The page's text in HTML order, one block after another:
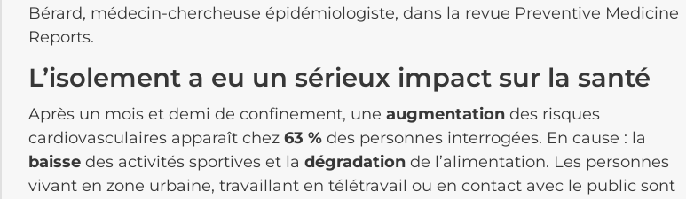
Bérard, médecin-chercheuse épidémiologiste, dans la revue Preventive Medicine
Reports.
L’isolement a eu un sérieux impact sur la santé
Après un mois et demi de confinement, une augmentation des risques
cardiovasculaires apparaît chez 63 % des personnes interrogées. En cause : la
baisse des activités sportives et la dégradation de l’alimentation. Les personnes
vivant en zone urbaine, travaillant en télétravail ou en contact avec le public sont